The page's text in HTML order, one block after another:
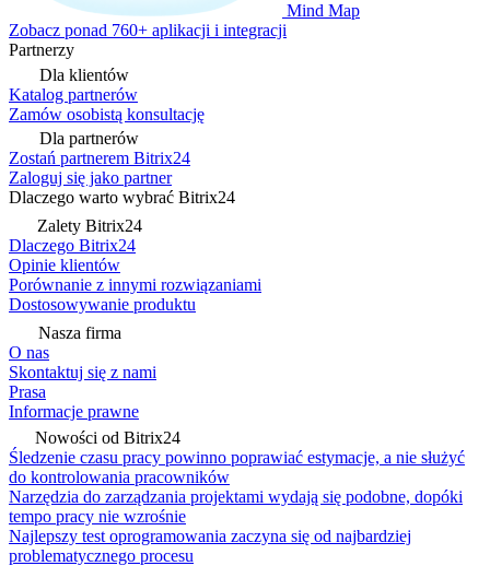
Mind Map
Zobacz ponad 760+ aplikacji i integracji
Partnerzy
Dla klientów
Katalog partnerów
Zamów osobistą konsultację
Dla partnerów
Zostań partnerem Bitrix24
Zaloguj się jako partner
Dlaczego warto wybrać Bitrix24
Zalety Bitrix24
Dlaczego Bitrix24
Opinie klientów
Porównanie z innymi rozwiązaniami
Dostosowywanie produktu
Nasza firma
O nas
Skontaktuj się z nami
Prasa
Informacje prawne
Nowości od Bitrix24
Śledzenie czasu pracy powinno poprawiać estymacje, a nie służyć
do kontrolowania pracowników
Narzędzia do zarządzania projektami wydają się podobne, dopóki
tempo pracy nie wzrośnie
Najlepszy test oprogramowania zaczyna się od najbardziej
problematycznego procesu